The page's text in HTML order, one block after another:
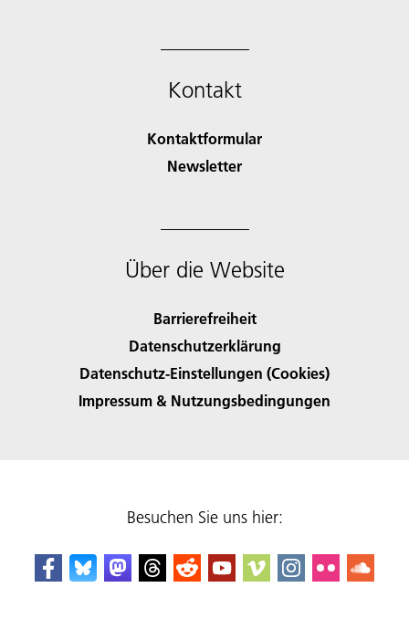
Kontakt
Kontaktformular
Newsletter
Über die Website
Barrierefreiheit
Datenschutzerklärung
Datenschutz-Einstellungen (Cookies)
Impressum & Nutzungsbedingungen
Besuchen Sie uns hier: